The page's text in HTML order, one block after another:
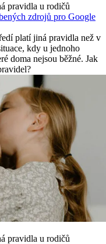
pravidla u rodičů
zdrojů pro Google
platí jiná pravidla než v
kdy u jednoho
doma nejsou běžné. Jak
pravidla u rodičů